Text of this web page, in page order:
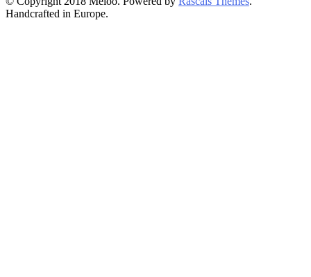
Handcrafted in Europe.